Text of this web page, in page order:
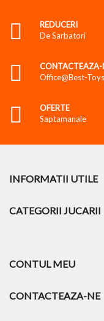
REDUCERI
De Sarbatori
CONTACTEAZA-
Office@best-
OFERTE
Saptamanale
INFORMATII UTILE
CATEGORII JUCARII
CONTUL MEU
CONTACTEAZA-NE